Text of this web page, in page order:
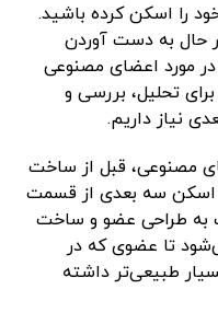
را اسکن کرده باشید.
حال به دست آوردن
مورد اعضای مصنوعی
تحلیل، بررسی و
نیاز داریم.
مصنوعی، قبل از ساخت
اسکن سه بعدی از قسمت
به طراحی عضو و ساخت
تا عضوی که در
طبیعی‌تر داشته